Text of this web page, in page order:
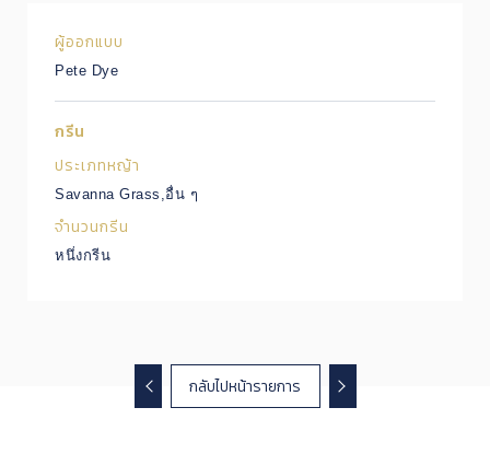
ผู้ออกแบบ
Pete Dye
กรีน
ประเภทหญ้า
Savanna Grass,อื่น ๆ
จำนวนกรีน
หนึ่งกรีน
กลับไปหน้ารายการ